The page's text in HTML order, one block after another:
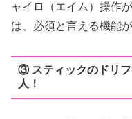
ャイロ（エイム）操作
は、必須と言える機能
③ スティックのドリ
人！